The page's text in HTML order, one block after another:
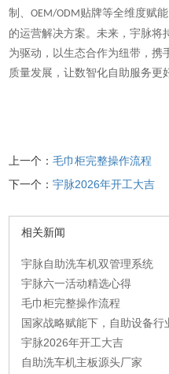
制、OEM/ODM贴牌等全维度赋
的运营解决方案。未来，宇脉将
为驱动，以生态合作为纽带，携
质量发展，让数智化自助服务更
上一个：毛巾柜完整操作流程
下一个：宇脉2026年开工大吉
相关新闻
宇脉自助洗车机双管理系统
宇脉六一活动精选心得
毛巾柜完整操作流程
国家战略赋能下，自助设备行
宇脉2026年开工大吉
自助洗车机主板源头厂家